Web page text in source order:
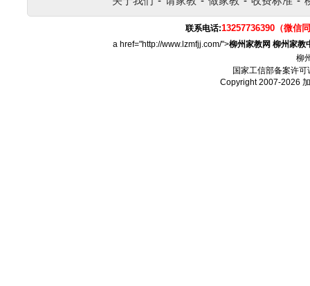
联系电话:13257736390（微信
a href="http://www.lzmfjj.com/">柳州家教网 柳州家教
柳
国家工信部备案许可
Copyright 2007-2026